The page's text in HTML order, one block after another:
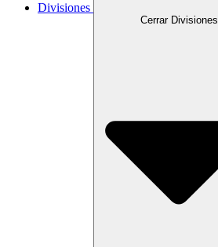
Divisiones
Cerrar Divisiones